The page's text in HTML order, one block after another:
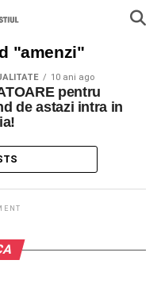
"amenzi"
10 ani ago
pentru
de astazi intra in